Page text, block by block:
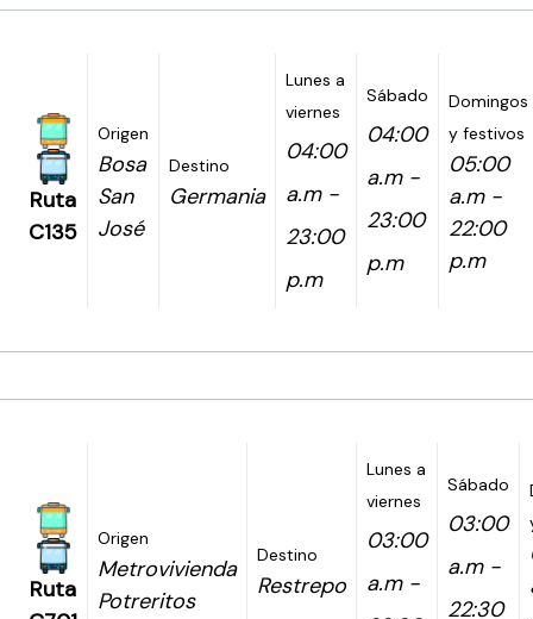
Ruta
C135
Origen
Bosa
San
José
Destino
Germania
Lunes a
viernes
04:00
a.m -
23:00
p.m
Sábado
04:00
a.m -
23:00
p.m
Domingos
y festivos
05:00
a.m -
22:00
p.m
Ruta
Origen
Metrovivienda
Potreritos
Destino
Restrepo
Lunes a
viernes
03:00
a.m -
Sábado
03:00
a.m -
22:30